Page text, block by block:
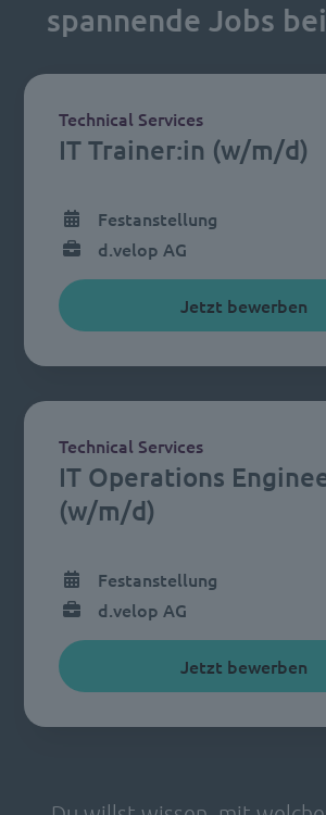
spannende Jobs
IT Trainer:in (w/m/d)
Technical Services
Festanstellung
d.velop AG
Jetzt bewerben
IT Operations
(w/m/d)
Technical Services
Festanstellung
d.velop AG
Jetzt bewerben